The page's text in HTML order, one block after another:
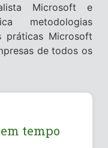
Microsoft e
metodologias
práticas Microsoft
de todos os
tempo